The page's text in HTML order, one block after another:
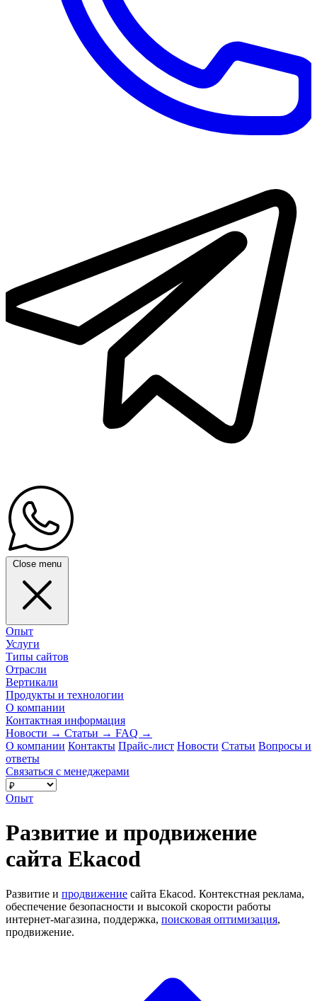
Close menu
Опыт
Услуги
Типы сайтов
Отрасли
Вертикали
Продукты и технологии
О компании
Контактная информация
Новости → Статьи → FAQ →
О компании Контакты Прайс-лист Новости Статьи Вопросы и
ответы
Связаться с менеджерами
Опыт
Развитие и продвижение
сайта Ekacod
Развитие и продвижение сайта Ekacod. Контекстная реклама,
обеспечение безопасности и высокой скорости работы
интернет-магазина, поддержка, поисковая оптимизация,
продвижение.